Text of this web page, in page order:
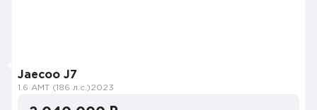
Jaecoo J7
1.6 AMT (186 л.с.)2023